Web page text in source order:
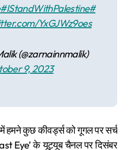
#IStandWithPalestine#
YxGJWz9oes
(@zarnainnmalik)
9, 2023
हमने कुछ कीवर्ड्स को गूगल पर सर्च
Eye’ के यूट्यूब चैनल पर दिसंबर